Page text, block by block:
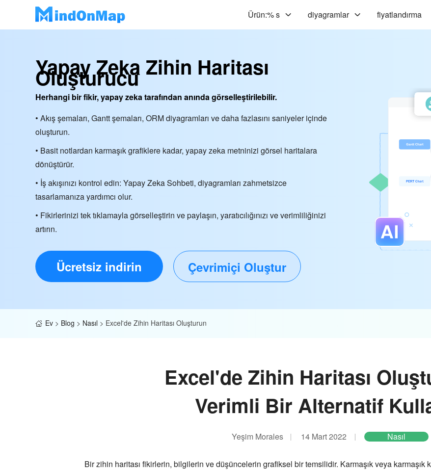
Ürün:% s diyagramlar fiyatlandırma
Yapay Zeka Zihin Haritası
Oluşturucu
Herhangi bir fikir, yapay zeka tarafından anında görselleştirilebilir.
• Akış şemaları, Gantt şemaları, ORM diyagramları ve daha fazlasını saniyeler içinde
oluşturun.
• Basit notlardan karmaşık grafiklere kadar, yapay zeka metninizi görsel haritalara
dönüştürür.
• İş akışınızı kontrol edin: Yapay Zeka Sohbeti, diyagramları zahmetsizce
tasarlamanıza yardımcı olur.
• Fikirlerinizi tek tıklamayla görselleştirin ve paylaşın, yaratıcılığınızı ve verimliliğinizi
artırın.
Ücretsiz indirin Çevrimiçi Oluştur
Ev > Blog > Nasıl > Excel'de Zihin Haritası Oluşturun
Excel'de Zihin Haritası
Verimli Bir Alternatif
Yeşim Morales 14 Mart 2022 Nasıl
Bir zihin haritası fikirlerin, bilgilerin ve düşüncelerin grafiksel bir temsilidir. Karmaşık veya karmaşık